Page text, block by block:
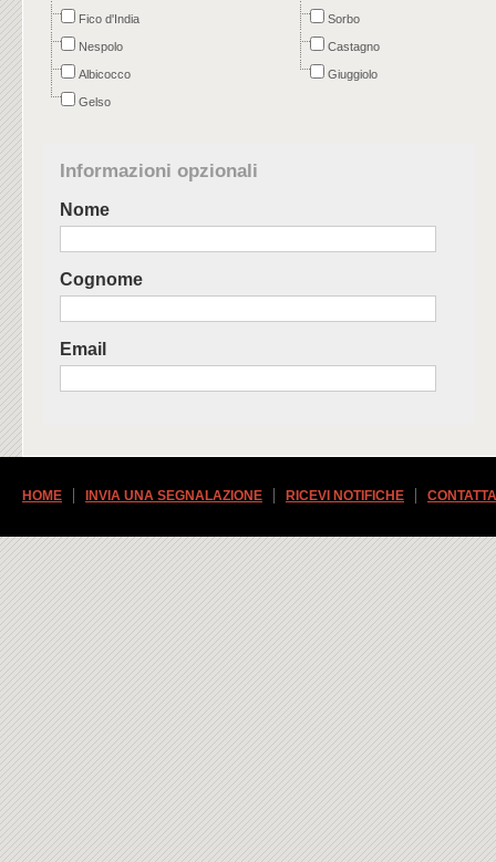
Fico d'India
Nespolo
Albicocco
Gelso
Sorbo
Castagno
Giuggiolo
Informazioni opzionali
Nome
Cognome
Email
HOME INVIA UNA SEGNALAZIONE RICEVI NOTIFICHE